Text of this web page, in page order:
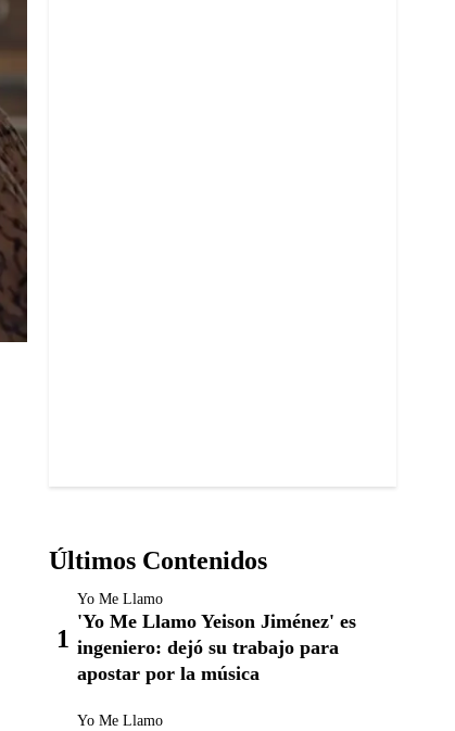
Últimos Contenidos
Yo Me Llamo
'Yo Me Llamo Yeison Jiménez' es
ingeniero: dejó su trabajo para
apostar por la música
Yo Me Llamo